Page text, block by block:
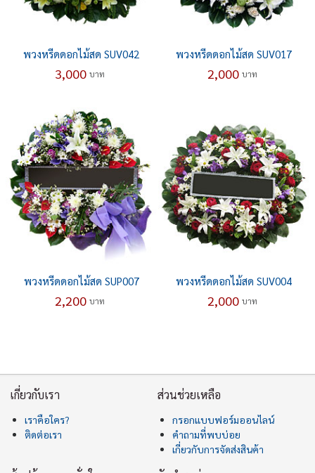
พวงหรีดดอกไม้สด SUV042
3,000 บาท
พวงหรีดดอกไม้สด SUV017
2,000 บาท
พวงหรีดดอกไม้สด SUP007
2,200 บาท
พวงหรีดดอกไม้สด SUV004
2,000 บาท
เกี่ยวกับเรา
เราคือใคร?
ติดต่อเรา
ส่วนช่วยเหลือ
กรอกแบบฟอร์มออนไลน์
คำถามที่พบบ่อย
เกี่ยวกับการจัดส่งสินค้า